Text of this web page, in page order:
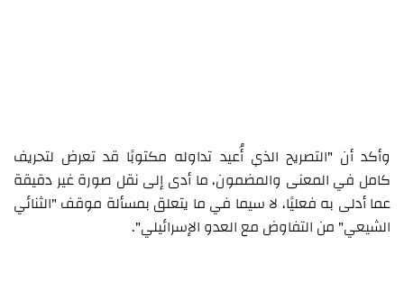
وأكد أن "التصريح الذي أُعيد تداوله مكتوبًا قد تعرض لتحريف
كامل في المعنى والمضمون، ما أدى إلى نقل صورة غير دقيقة
عما أدلى به فعليًا، لا سيما في ما يتعلق بمسألة موقف "الثنائي
الشيعي" من التفاوض مع العدو الإسرائيلي".